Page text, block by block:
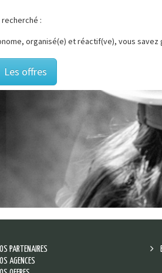
:
organisé(e) et réactif(ve), vous
Les offres
PARTENAIRES
AGENCES